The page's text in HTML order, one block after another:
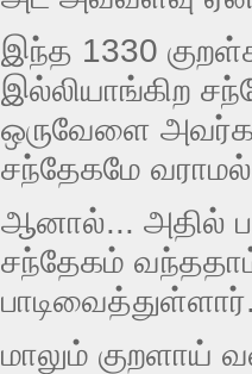
இந்த 1330
இல்லியாங்கிற
ஒருவேளை
சந்தேகமே வராமல்
ஆனால்... அதில்
சந்தேகம்
மாலும் குறளாய்